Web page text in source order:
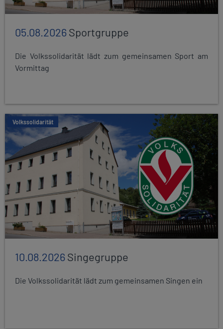
05.08.2026Sportgruppe
Die Volkssolidarität lädt zum gemeinsamen Sport am
Vormittag
Volkssolidarität
10.08.2026Singegruppe
Die Volkssolidarität lädt zum gemeinsamen Singen ein